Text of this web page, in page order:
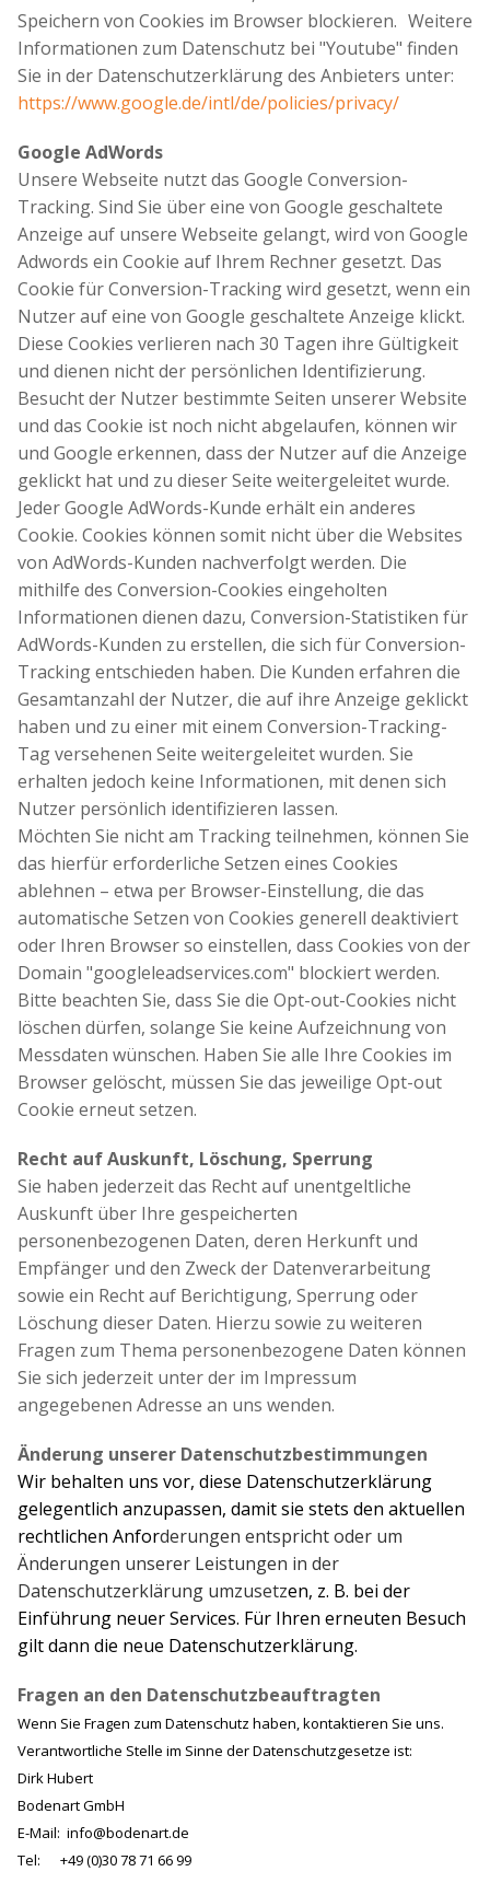
Speichern von Cookies im Browser blockieren. Weitere
Informationen zum Datenschutz bei "Youtube" finden
Sie in der Datenschutzerklärung des Anbieters unter:
https://www.google.de/intl/de/policies/privacy/
Google AdWords
Unsere Webseite nutzt das Google Conversion-
Tracking. Sind Sie über eine von Google geschaltete
Anzeige auf unsere Webseite gelangt, wird von Google
Adwords ein Cookie auf Ihrem Rechner gesetzt. Das
Cookie für Conversion-Tracking wird gesetzt, wenn ein
Nutzer auf eine von Google geschaltete Anzeige klickt.
Diese Cookies verlieren nach 30 Tagen ihre Gültigkeit
und dienen nicht der persönlichen Identifizierung.
Besucht der Nutzer bestimmte Seiten unserer Website
und das Cookie ist noch nicht abgelaufen, können wir
und Google erkennen, dass der Nutzer auf die Anzeige
geklickt hat und zu dieser Seite weitergeleitet wurde.
Jeder Google AdWords-Kunde erhält ein anderes
Cookie. Cookies können somit nicht über die Websites
von AdWords-Kunden nachverfolgt werden. Die
mithilfe des Conversion-Cookies eingeholten
Informationen dienen dazu, Conversion-Statistiken für
AdWords-Kunden zu erstellen, die sich für Conversion-
Tracking entschieden haben. Die Kunden erfahren die
Gesamtanzahl der Nutzer, die auf ihre Anzeige geklickt
haben und zu einer mit einem Conversion-Tracking-
Tag versehenen Seite weitergeleitet wurden. Sie
erhalten jedoch keine Informationen, mit denen sich
Nutzer persönlich identifizieren lassen.
Möchten Sie nicht am Tracking teilnehmen, können Sie
das hierfür erforderliche Setzen eines Cookies
ablehnen – etwa per Browser-Einstellung, die das
automatische Setzen von Cookies generell deaktiviert
oder Ihren Browser so einstellen, dass Cookies von der
Domain "googleleadservices.com" blockiert werden.
Bitte beachten Sie, dass Sie die Opt-out-Cookies nicht
löschen dürfen, solange Sie keine Aufzeichnung von
Messdaten wünschen. Haben Sie alle Ihre Cookies im
Browser gelöscht, müssen Sie das jeweilige Opt-out
Cookie erneut setzen.
Recht auf Auskunft, Löschung, Sperrung
Sie haben jederzeit das Recht auf unentgeltliche
Auskunft über Ihre gespeicherten
personenbezogenen Daten, deren Herkunft und
Empfänger und den Zweck der Datenverarbeitung
sowie ein Recht auf Berichtigung, Sperrung oder
Löschung dieser Daten. Hierzu sowie zu weiteren
Fragen zum Thema personenbezogene Daten können
Sie sich jederzeit unter der im Impressum
angegebenen Adresse an uns wenden.
Änderung unserer Datenschutzbestimmungen
Wir behalten uns vor, diese Datenschutzerklärung
gelegentlich anzupassen, damit sie stets den aktuellen
rechtlichen Anforderungen entspricht oder um
Änderungen unserer Leistungen in der
Datenschutzerklärung umzusetzen, z. B. bei der
Einführung neuer Services. Für Ihren erneuten Besuch
gilt dann die neue Datenschutzerklärung.
Fragen an den Datenschutzbeauftragten
Wenn Sie Fragen zum Datenschutz haben, kontaktieren Sie uns.
Verantwortliche Stelle im Sinne der Datenschutzgesetze ist:
Dirk Hubert
Bodenart GmbH
E-Mail: info@bodenart.de
Tel: +49 (0)30 78 71 66 99